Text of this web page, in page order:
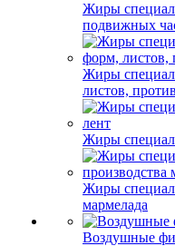
Жиры
подвижных
Жиры
листов,
Жиры
Жиры
мармелада
Воздушные